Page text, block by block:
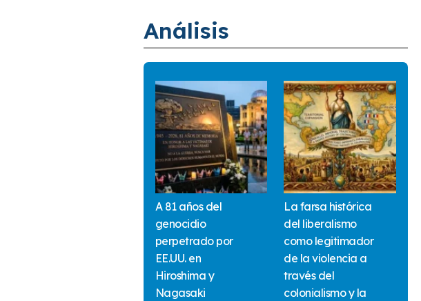
Análisis
A 81 años del
genocidio
perpetrado por
EE.UU. en
Hiroshima y
Nagasaki
La farsa histórica
del liberalismo
como legitimador
de la violencia a
través del
colonialismo y la